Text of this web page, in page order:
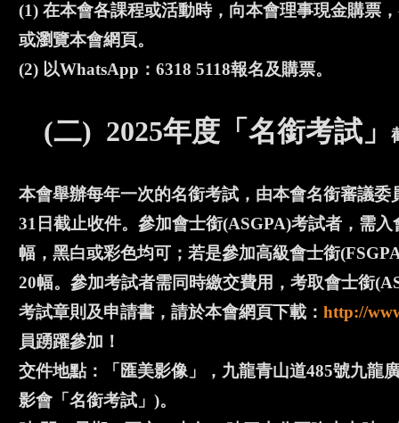
(1) 在本會各課程或活動時，向本會理事現金購票
或瀏覽本會網頁。
(2) 以WhatsApp：6318 5118報名及購票。
(二) 2025年度「名銜考試」
本會舉辦每年一次的名銜考試，由本會名銜審議
31日截止收件。參加會士銜(ASGPA)考試者，需
幅，黑白或彩色均可；若是參加高級會士銜
20幅。參加考試者需同時繳交費用，考取會士銜
考試章則及申請書，請於本會網頁下載： http://
員踴躍參加！
交件地點：「匯美影像」，九龍青山道485號九龍
影會「名銜考試」)。